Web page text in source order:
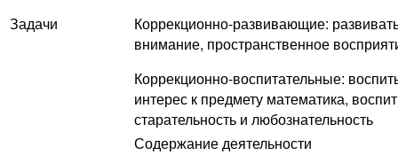
Задачи
Коррекционно-развивающие:
внимание, пространственное
Коррекционно-воспитательные:
интерес к предмету математика,
старательность и любознательность
Содержание деятельности